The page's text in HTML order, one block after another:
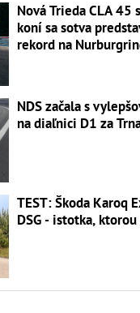
Nová Trieda CLA 45
koní sa sotva
rekord na
NDS začala s
na diaľnici D1 za
TEST: Škoda Karoq
DSG - istotka,